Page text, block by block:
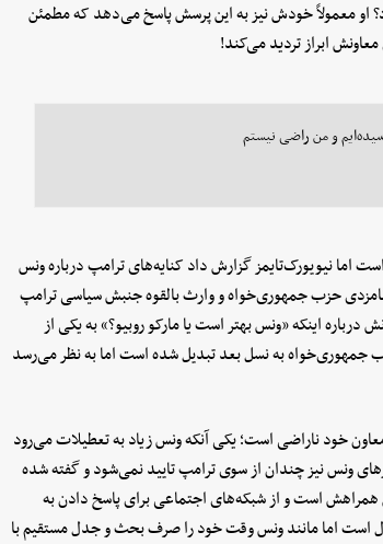
او معمولاً خودش نیز به این پرسش پاسخ می‌دهد که مطمئن
ابراز تردید می‌کند!
و من راضی نیستم
اما نیویورک‌تایمز گزارش داد کنایه‌های ترامپ درباره ونس
حزب جمهوری‌خواه و وارث بالقوه جنبش سیاسی ترامپ
اینکه «ونس بهتر است یا مارکو روبیو؟» به یکی از
جمهوری‌خواه به نسل بعد تبدیل شده است اما به نظر می‌رسد
خود ناراضی است؛ یکی آنکه ونس زیاد به تعطیلات می‌رود
ونس نیز چندان از سوی ترامپ تایید نمی‌شود و گفته شده
است و از شبکه‌های اجتماعی برای پاسخ دادن به
است اما مانند ونس وقت خود را صرف بحث و جدل مستقیم با